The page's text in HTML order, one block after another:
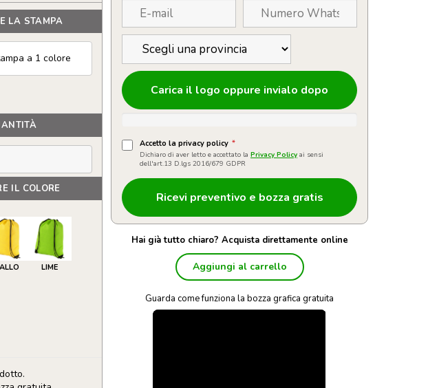
LA STAMPA
a 1 colore
IL COLORE
LIME
Carica il logo oppure invialo dopo
Accetto la privacy policy *
Dichiaro di aver letto e accettato la Privacy Policy ai sensi
dell'art.13 D.lgs 2016/679 GDPR
Hai già tutto chiaro? Acquista direttamente online
Aggiungi al carrello
Guarda come funziona la bozza grafica gratuita